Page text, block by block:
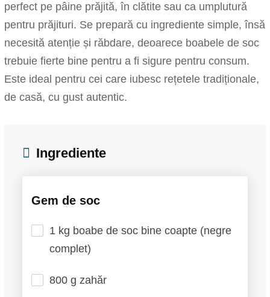
perfect pe pâine prăjită, în clătite sau ca umplutură
pentru prăjituri. Se prepară cu ingrediente simple, însă
necesită atenție și răbdare, deoarece boabele de soc
trebuie fierte bine pentru a fi sigure pentru consum.
Este ideal pentru cei care iubesc rețetele tradiționale,
de casă, cu gust autentic.
Ingrediente
Gem de soc
1 kg boabe de soc bine coapte (negre
complet)
800 g zahăr